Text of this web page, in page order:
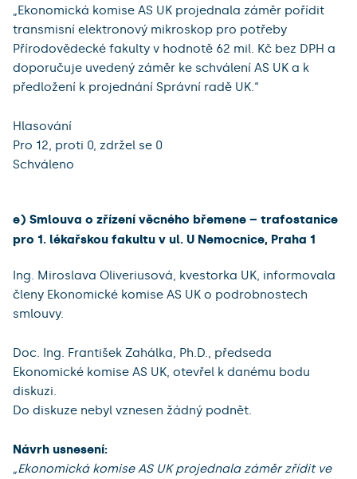
„Ekonomická komise AS UK projednala záměr pořídit
transmisní elektronový mikroskop pro potřeby
Přírodovědecké fakulty v hodnotě 62 mil. Kč bez DPH a
doporučuje uvedený záměr ke schválení AS UK a k
předložení k projednání Správní radě UK.“
Hlasování
Pro 12, proti 0, zdržel se 0
Schváleno
e) Smlouva o zřízení věcného břemene – trafostanice
pro 1. lékařskou fakultu v ul. U Nemocnice, Praha 1
Ing. Miroslava Oliveriusová, kvestorka UK, informovala
členy Ekonomické komise AS UK o podrobnostech
smlouvy.
Doc. Ing. František Zahálka, Ph.D., předseda
Ekonomické komise AS UK, otevřel k danému bodu
diskuzi.
Do diskuze nebyl vznesen žádný podnět.
Návrh usnesení:
„Ekonomická komise AS UK projednala záměr zřídit ve